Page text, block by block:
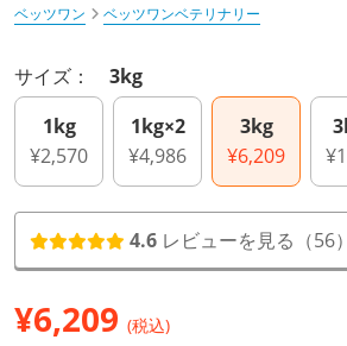
ベッツワン
ベッツワンベテリナリー
サイズ： 3kg
1kg
¥2,570
1kg×2
¥4,986
3kg
¥6,209
4.6 レビューを見る（56）
¥6,209 (税込)